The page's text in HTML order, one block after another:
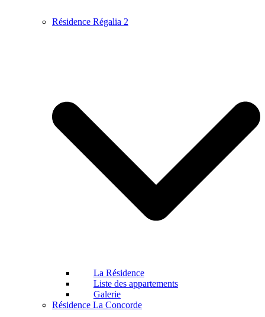
Résidence Régalia 2
La Résidence
Liste des appartements
Galerie
Résidence La Concorde